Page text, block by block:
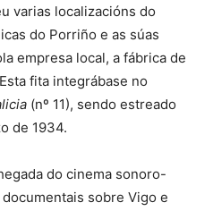
varias localizacións do
do Porriño e as súas
empresa local, a fábrica de
fita integrábase no
(nº 11), sendo estreado
de 1934.
do cinema sonoro-
sobre Vigo e